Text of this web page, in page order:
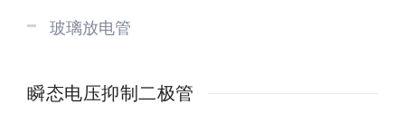
玻璃放电管
瞬态电压抑制二极管